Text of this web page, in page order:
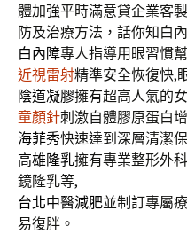
體加強平時滿意貸企業客
防及治療方法，話你知白
白內障專人指導用眼習慣
近視雷射精準安全恢復快,
陰道凝膠擁有超高人氣的
童顏針刺激自體膠原蛋白
海菲秀快速達到深層清潔
高雄隆乳擁有專業整形外
鏡隆乳等,
台北中醫減肥並制訂專屬
易復胖。